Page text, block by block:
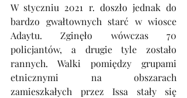
W styczniu 2021 r. doszło jednak do
bardzo gwałtownych starć w wiosce
Adaytu. Zginęło wówczas 70
policjantów, a drugie tyle zostało
rannych. Walki pomiędzy grupami
etnicznymi na obszarach
zamieszkałych przez Issa stały się